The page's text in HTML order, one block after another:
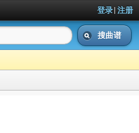
登录| 注册
搜曲谱